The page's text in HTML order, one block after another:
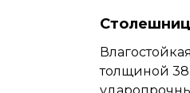
толщиной